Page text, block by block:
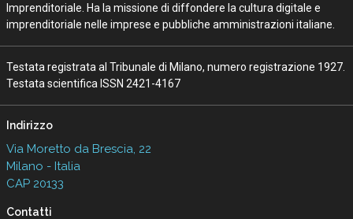
Imprenditoriale. Ha la missione di diffondere la cultura digitale e
imprenditoriale nelle imprese e pubbliche amministrazioni italiane.
Testata registrata al Tribunale di Milano, numero registrazione 1927.
Testata scientifica ISSN 2421-4167
Indirizzo
Via Moretto da Brescia, 22
Milano - Italia
CAP 20133
Contatti